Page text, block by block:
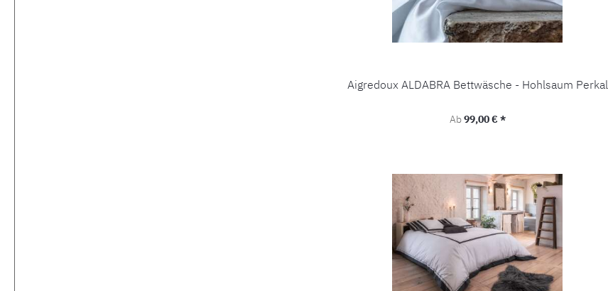
Aigredoux ALDABRA Bettwäsche - Hohlsaum Perkal
Regulärer Preis:
Ab99,00 € *